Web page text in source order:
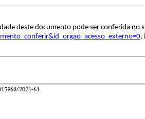
deste documento pode ser conferida no
,
2021-61